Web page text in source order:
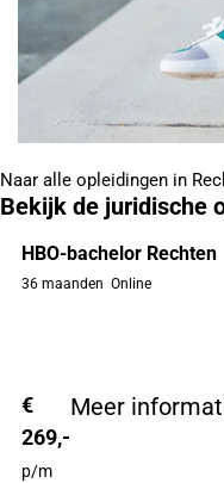
Naar alle opleidingen in
Bekijk de juridische
HBO-bachelor Rechten
36 maanden Online
€
269,-
p/m
Meer